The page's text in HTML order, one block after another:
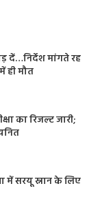
दें…निर्देश मांगते रह
ही मौत
का रिजल्ट जारी;
में सरयू स्नान के लिए